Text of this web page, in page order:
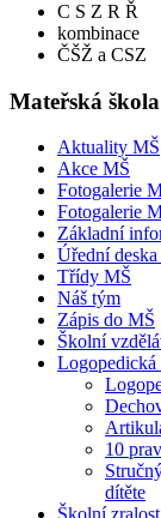
C S Z R Ř
kombinace
ČŠŽ a CSZ
Mateřská škola
Aktuality MŠ
Akce MŠ
Fotogalerie
Fotogalerie
Základní
Úřední
Třídy MŠ
Náš tým
Zápis do MŠ
Školní
Logopedická
10
dítěte